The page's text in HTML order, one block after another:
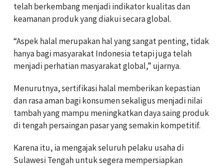
telah berkembang menjadi indikator kualitas dan
keamanan produk yang diakui secara global.
“Aspek halal merupakan hal yang sangat penting, tidak
hanya bagi masyarakat Indonesia tetapi juga telah
menjadi perhatian masyarakat global,” ujarnya.
Menurutnya, sertifikasi halal memberikan kepastian
dan rasa aman bagi konsumen sekaligus menjadi nilai
tambah yang mampu meningkatkan daya saing produk
di tengah persaingan pasar yang semakin kompetitif.
Karena itu, ia mengajak seluruh pelaku usaha di
Sulawesi Tengah untuk segera mempersiapkan